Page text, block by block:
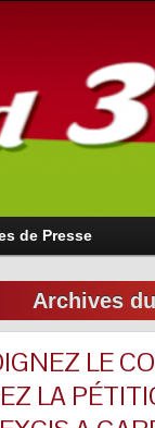
de Presse
Archives
LE
LA